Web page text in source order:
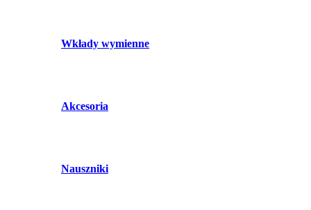
Wkłady wymienne
Akcesoria
Nauszniki